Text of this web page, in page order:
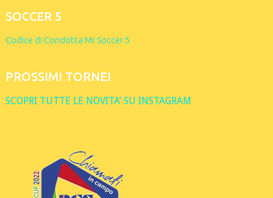
SOCCER 5
Codice di Condotta Mr Soccer 5
PROSSIMI TORNEI
SCOPRI TUTTE LE NOVITA’ SU INSTAGRAM